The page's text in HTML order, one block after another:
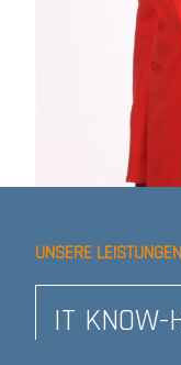
UNSERE LEISTUNGEN
IT KNOW-